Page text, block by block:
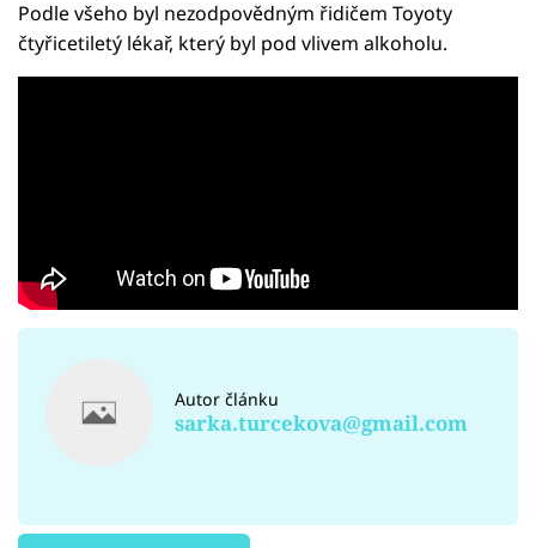
Podle všeho byl nezodpovědným řidičem Toyoty
čtyřicetiletý lékař, který byl pod vlivem alkoholu.
Autor článku
sarka.turcekova@gmail.com